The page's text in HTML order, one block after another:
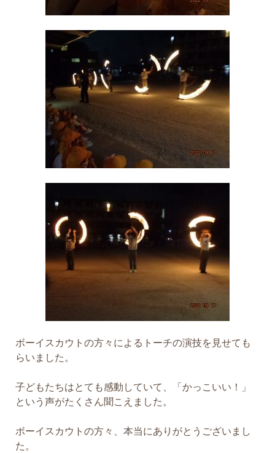
ボーイスカウトの方々によるトーチの演技を見せても
らいました。
子どもたちはとても感動していて、「かっこいい！」
という声がたくさん聞こえました。
ボーイスカウトの方々、本当にありがとうございまし
た。